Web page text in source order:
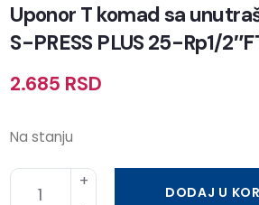
Uponor T komad sa
S-PRESS PLUS 25-Rp1/
2.685 RSD
Na stanju
DODAJ U